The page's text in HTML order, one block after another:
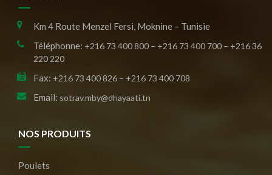
Km 4 Route Menzel Fersi, Moknine – Tunisie
Téléphonne: +216 73 400 800 – +216 73 400 700 – +216 36
220 220
Fax: +216 73 400 826 – +216 73 400 708
Email: sotrav.mby@dhayaati.tn
NOS PRODUITS
Poulets